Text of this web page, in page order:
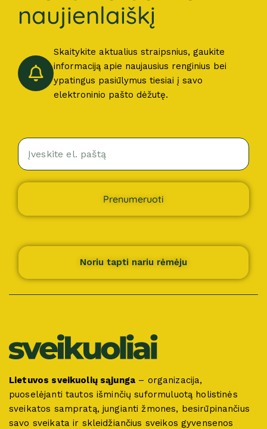
naujienlaiškį
Skaitykite aktualius straipsnius, gaukite
informaciją apie naujausius renginius bei
ypatingus pasiūlymus tiesiai į savo
elektroninio pašto dėžutę.
Prenumeruoti
Noriu tapti nariu rėmėju
Lietuvos sveikuolių sąjunga – organizacija,
puoselėjanti tautos išminčių suformuluotą holistinės
sveikatos sampratą, jungianti žmones, besirūpinančius
savo sveikata ir skleidžiančius sveikos gyvensenos